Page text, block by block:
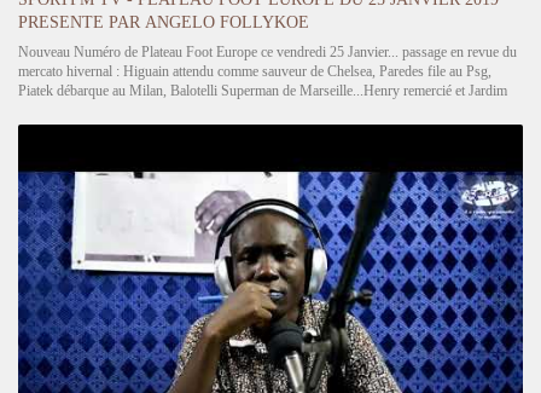
PRESENTE PAR ANGELO FOLLYKOE
Nouveau Numéro de Plateau Foot Europe ce vendredi 25 Janvier... passage en revue du
mercato hivernal : Higuain attendu comme sauveur de Chelsea, Paredes file au Psg,
Piatek débarque au Milan, Balotelli Superman de Marseille...Henry remercié et Jardim